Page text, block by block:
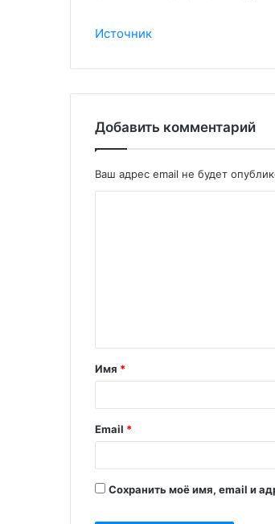
Источник
Добавить комментарий
Ваш адрес email не будет
Имя *
Email *
Сохранить моё имя, email и